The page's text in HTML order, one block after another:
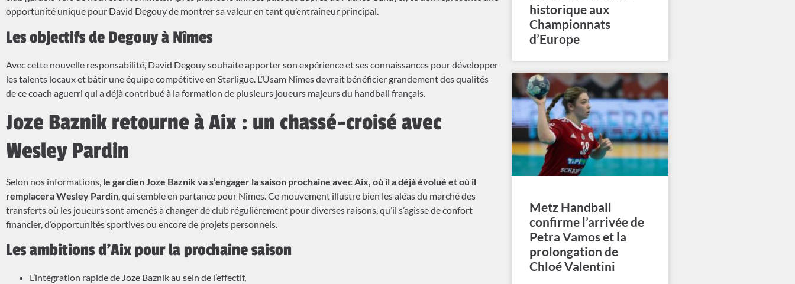
opportunité unique pour David Degouy de montrer sa valeur en tant qu’entraîneur principal.
Les objectifs de Degouy à Nîmes
Avec cette nouvelle responsabilité, David Degouy souhaite apporter son expérience et ses connaissances pour développer
les talents locaux et bâtir une équipe compétitive en Starligue. L’Usam Nîmes devrait bénéficier grandement des qualités
de ce coach aguerri qui a déjà contribué à la formation de plusieurs joueurs majeurs du handball français.
Joze Baznik retourne à Aix : un chassé-croisé avec
Wesley Pardin
Selon nos informations, le gardien Joze Baznik va s’engager la saison prochaine avec Aix, où il a déjà évolué et où il
remplacera Wesley Pardin, qui semble en partance pour Nîmes. Ce mouvement illustre bien les aléas du marché des
transferts où les joueurs sont amenés à changer de club régulièrement pour diverses raisons, qu’il s’agisse de confort
financier, d’opportunités sportives ou encore de projets personnels.
Les ambitions d’Aix pour la prochaine saison
L’intégration rapide de Joze Baznik au sein de l’effectif,
historique aux
Championnats
d’Europe
Metz Handball
confirme l’arrivée de
Petra Vamos et la
prolongation de
Chloé Valentini